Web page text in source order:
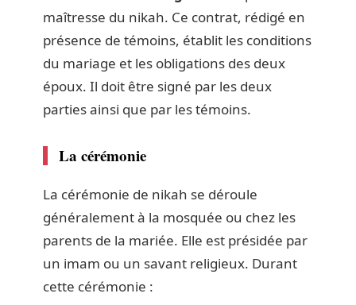
maîtresse du nikah. Ce contrat, rédigé en
présence de témoins, établit les conditions
du mariage et les obligations des deux
époux. Il doit être signé par les deux
parties ainsi que par les témoins.
La cérémonie
La cérémonie de nikah se déroule
généralement à la mosquée ou chez les
parents de la mariée. Elle est présidée par
un imam ou un savant religieux. Durant
cette cérémonie :